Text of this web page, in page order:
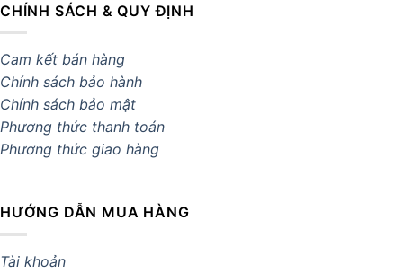
CHÍNH SÁCH & QUY ĐỊNH
Cam kết bán hàng
Chính sách bảo hành
Chính sách bảo mật
Phương thức thanh toán
Phương thức giao hàng
HƯỚNG DẪN MUA HÀNG
Tài khoản